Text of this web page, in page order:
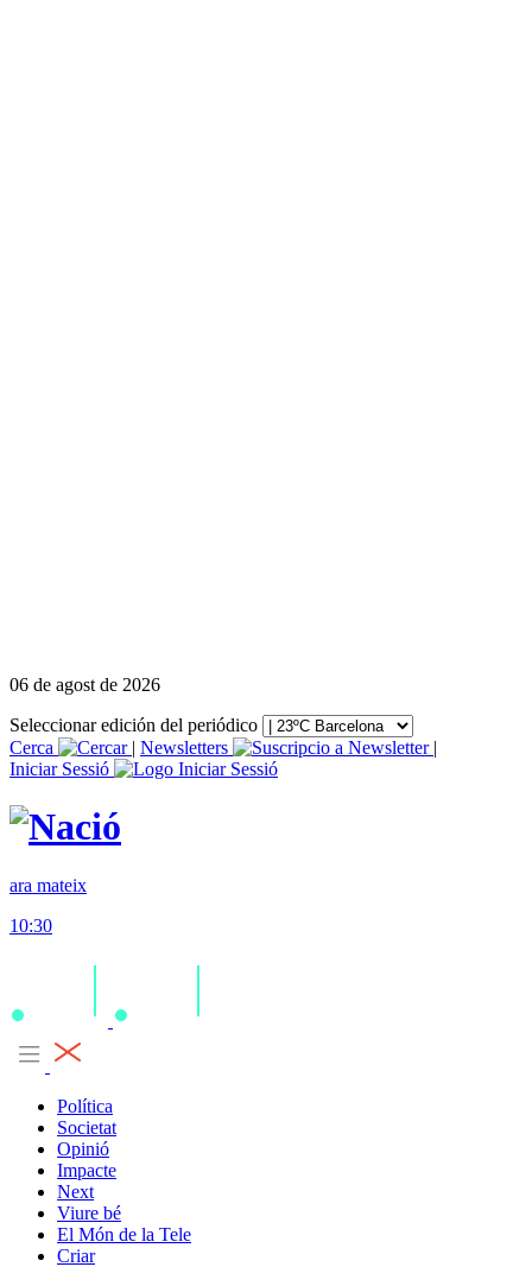
06 de agost de 2026
Seleccionar edición del periódico
Cerca
| Newsletters
|
Iniciar Sessió
ara mateix
10:30
Política
Societat
Opinió
Impacte
Next
Viure bé
El Món de la Tele
Criar